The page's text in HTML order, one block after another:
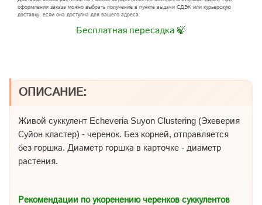
оформлении заказа можно выбрать получение в пункте выдачи СДЭК или курьерскую
доставку, если она доступна для вашего адреса.
Бесплатная пересадка 🍃
ОПИСАНИЕ:
Живой суккулент Echeveria Suyon Clustering (Эхеверия
Суйон кластер) - черенок. Без корней, отправляется
без горшка. Диаметр горшка в карточке - диаметр
растения.
Рекомендации по укоренению черенков суккулентов